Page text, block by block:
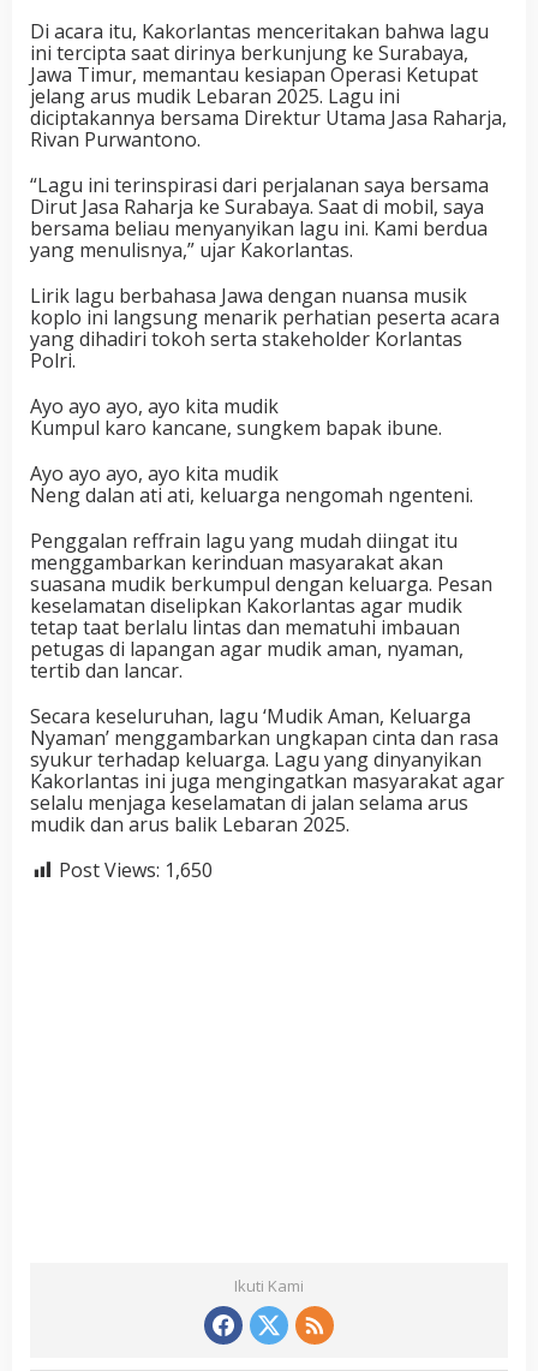
Di acara itu, Kakorlantas menceritakan bahwa lagu
ini tercipta saat dirinya berkunjung ke Surabaya,
Jawa Timur, memantau kesiapan Operasi Ketupat
jelang arus mudik Lebaran 2025. Lagu ini
diciptakannya bersama Direktur Utama Jasa Raharja,
Rivan Purwantono.
“Lagu ini terinspirasi dari perjalanan saya bersama
Dirut Jasa Raharja ke Surabaya. Saat di mobil, saya
bersama beliau menyanyikan lagu ini. Kami berdua
yang menulisnya,” ujar Kakorlantas.
Lirik lagu berbahasa Jawa dengan nuansa musik
koplo ini langsung menarik perhatian peserta acara
yang dihadiri tokoh serta stakeholder Korlantas
Polri.
Ayo ayo ayo, ayo kita mudik
Kumpul karo kancane, sungkem bapak ibune.
Ayo ayo ayo, ayo kita mudik
Neng dalan ati ati, keluarga nengomah ngenteni.
Penggalan reffrain lagu yang mudah diingat itu
menggambarkan kerinduan masyarakat akan
suasana mudik berkumpul dengan keluarga. Pesan
keselamatan diselipkan Kakorlantas agar mudik
tetap taat berlalu lintas dan mematuhi imbauan
petugas di lapangan agar mudik aman, nyaman,
tertib dan lancar.
Secara keseluruhan, lagu ‘Mudik Aman, Keluarga
Nyaman’ menggambarkan ungkapan cinta dan rasa
syukur terhadap keluarga. Lagu yang dinyanyikan
Kakorlantas ini juga mengingatkan masyarakat agar
selalu menjaga keselamatan di jalan selama arus
mudik dan arus balik Lebaran 2025.
Post Views: 1,650
Ikuti Kami